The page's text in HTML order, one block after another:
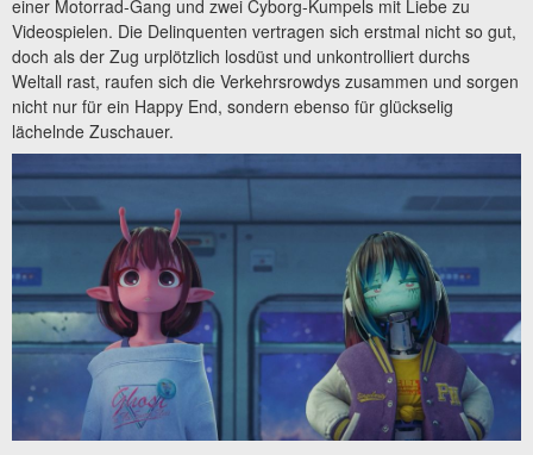
einer Motorrad-Gang und zwei Cyborg-Kumpels mit Liebe zu
Videospielen. Die Delinquenten vertragen sich erstmal nicht so gut,
doch als der Zug urplötzlich losdüst und unkontrolliert durchs
Weltall rast, raufen sich die Verkehrsrowdys zusammen und sorgen
nicht nur für ein Happy End, sondern ebenso für glückselig
lächelnde Zuschauer.